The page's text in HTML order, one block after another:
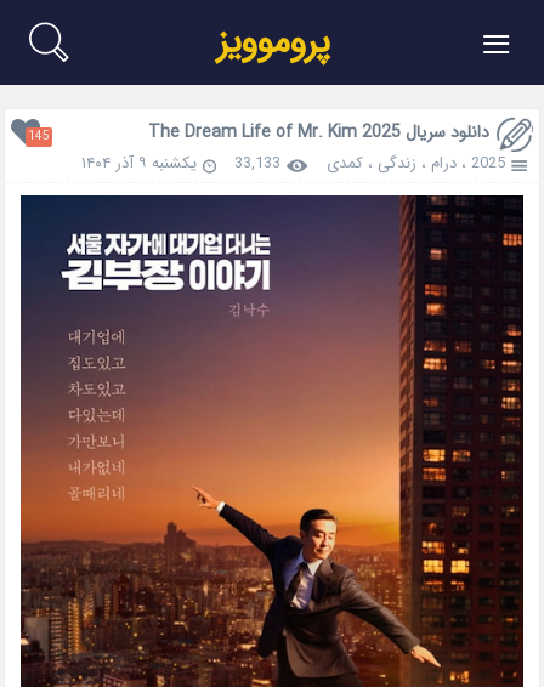
≡ پروموویز
دانلود سریال The Dream Life of Mr. Kim 2025 145
2025 ،درام ، زندگی ،کمدی 33,133 یکشنبه ۹ آذر ۱۴۰۴